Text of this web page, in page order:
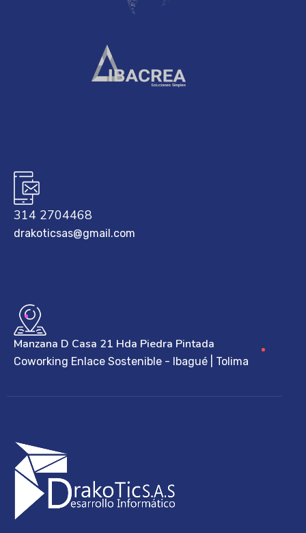
314 2704468
drakoticsas@gmail.com
Manzana D Casa 21 Hda Piedra Pintada
Coworking Enlace Sostenible - Ibagué | Tolima